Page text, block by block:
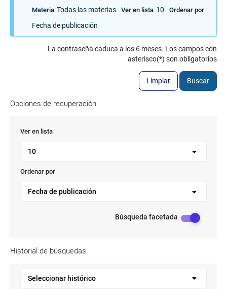
Materia Todas las materias Ver en lista 10 Ordenar por
Fecha de publicación
La contraseña caduca a los 6 meses. Los campos con
asterisco(*) son obligatorios
Limpiar Buscar
Opciones de recuperación
Ver en lista
10
Ordenar por
Fecha de publicación
Búsqueda facetada
Historial de búsquedas
Seleccionar histórico